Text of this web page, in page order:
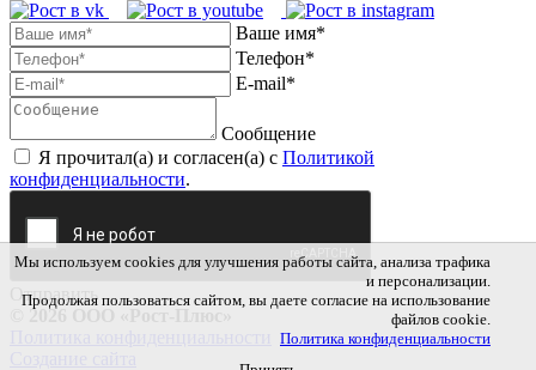
Мы используем cookies для улучшения работы сайта, анализа трафика
и персонализации.
Продолжая пользоваться сайтом, вы даете согласие на использование
файлов cookie.
Политика конфиденциальности
Ваше имя*
Телефон*
E-mail*
Сообщение
Я прочитал(а) и согласен(а) с Политикой
конфиденциальности.
Отправить
© 2026 ООО «Рост-Плюс»